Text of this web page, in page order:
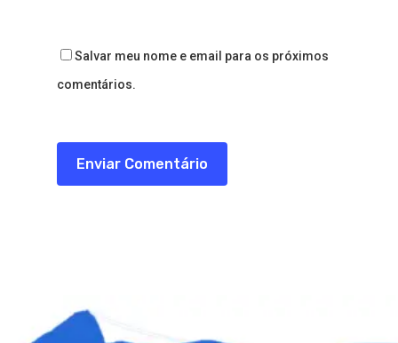
Salvar meu nome e email para os próximos
comentários.